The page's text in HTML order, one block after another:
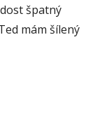
špatný
mám šílený